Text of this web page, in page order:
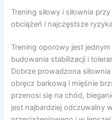
Trening siłowy i siłownia
obciążeń i najczęstsze ryzyka
Trening oporowy jest
budowania stabilizacji i
Dobrze prowadzona
obręcz barkową i mięśnie
przenosi się na chód,
jest najbardziej odczuwalny